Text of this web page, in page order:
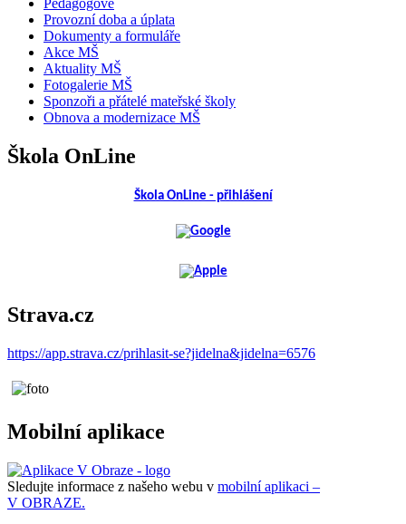
Pedagogové
Provozní doba a úplata
Dokumenty a formuláře
Akce MŠ
Aktuality MŠ
Fotogalerie MŠ
Sponzoři a přátelé mateřské školy
Obnova a modernizace MŠ
Škola OnLine
Škola OnLine - přihlášení
Strava.cz
https://app.strava.cz/prihlasit-se?jidelna&jidelna=6576
Mobilní aplikace
Sledujte informace z našeho webu v mobilní aplikaci –
V OBRAZE.